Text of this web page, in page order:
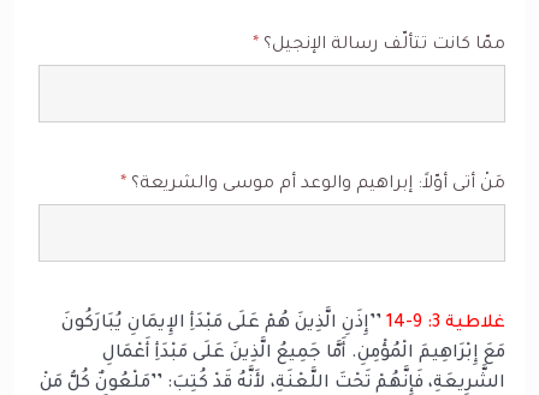
ممّا كانت تتألّف رسالة الإنجيل؟ *
مَنْ أتى أوّلاً: إبراهيم والوعد أم موسى والشريعة؟ *
غلاطية 3: 9-14
’’إِذَنِ الَّذِينَ هُمْ عَلَى مَبْدَأِ الإِيمَانِ يُبَارَكُونَ
مَعَ إِبْرَاهِيمَ الْمُؤْمِنِ. أَمَّا جَمِيعُ الَّذِينَ عَلَى مَبْدَأِ أَعْمَالِ
الشَّرِيعَةِ، فَإِنَّهُمْ تَحْتَ اللَّعْنَةِ، لأَنَّهُ قَدْ كُتِبَ: ’’مَلْعُونٌ كُلُّ مَنْ